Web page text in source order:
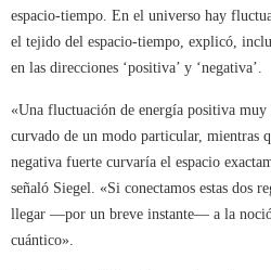
espacio-tiempo. En el universo hay
el tejido del espacio-tiempo, explicó,
en las direcciones ‘positiva’ y ‘negativa’.
«Una fluctuación de energía positiva muy
curvado de un modo particular, mientras
negativa fuerte curvaría el espacio
señaló Siegel. «Si conectamos estas dos
llegar ―por un breve instante― a la
cuántico».